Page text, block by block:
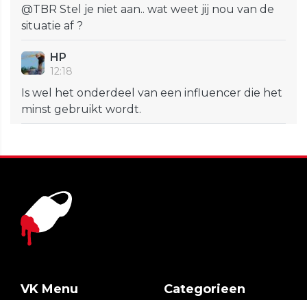
@TBR Stel je niet aan.. wat weet jij nou van de
situatie af ?
HP
12:18
Is wel het onderdeel van een influencer die het
minst gebruikt wordt.
VK Menu Categorieen